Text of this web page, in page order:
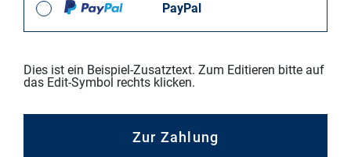
PayPal
Dies ist ein Beispiel-Zusatztext. Zum Editieren bitte auf
das Edit-Symbol rechts klicken.
Zur Zahlung